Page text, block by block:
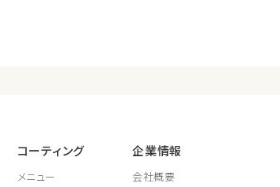
コーティング
メニュー
企業情報
会社概要